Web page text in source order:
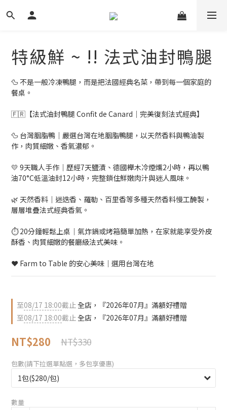
特級鮮 ~ !! 法式油封鴨腿
🦆 不是一般冷凍鴨腿，而是把法國經典名菜，帶到每一個家庭的
餐桌。
🇫🇷【法式油封鴨腿 Confit de Canard｜完美復刻法式經典】
🦆 台灣胭脂鴨｜嚴選台灣在地胭脂鴨腿，以天然香料與鴨油製
作，肉質細嫩、香氣濃郁。
💛 9天職人手作｜歷經7天鹽漬、德國櫸木冷煙燻2小時，再以鴨
油70°C低溫油封12小時，完整鎖住鮮嫩肉汁與迷人風味。
🌿 天然香料｜迷迭香、羅勒、百里香等多種天然香料慢工醃製，
層層堆疊法式經典香氣。
⏱️ 20分鐘輕鬆上桌｜氣炸鍋或烤箱簡單加熱，在家就能享受外皮
酥香、肉質細嫩的餐廳級法式美味。
❤️ Farm to Table 的安心美味｜選用台灣在地
至08/17 18:00截止全店，『2026年07月』滿額好禮贈
至08/17 18:00截止全店，『2026年07月』滿額好禮贈
NT$330
NT$280
包數(請下拉選單點選，多包享優惠)
數量